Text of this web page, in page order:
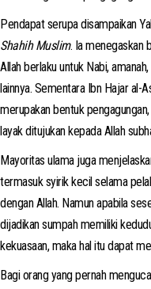
Pendapat serupa disampaikan
Shahih Muslim. Ia menegaskan
Allah berlaku untuk Nabi,
lainnya. Sementara Ibn Hajar al-
merupakan bentuk
layak ditujukan kepada Allah
Mayoritas ulama juga
termasuk syirik kecil selama
dengan Allah. Namun apabila
dijadikan sumpah memiliki
kekuasaan, maka hal itu dapat
Bagi orang yang pernah